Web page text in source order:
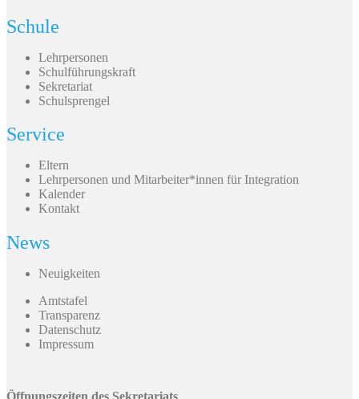
Schule
Lehrpersonen
Schulführungskraft
Sekretariat
Schulsprengel
Service
Eltern
Lehrpersonen und Mitarbeiter*innen für Integration
Kalender
Kontakt
News
Neuigkeiten
Amtstafel
Transparenz
Datenschutz
Impressum
Öffnungszeiten des Sekretariats